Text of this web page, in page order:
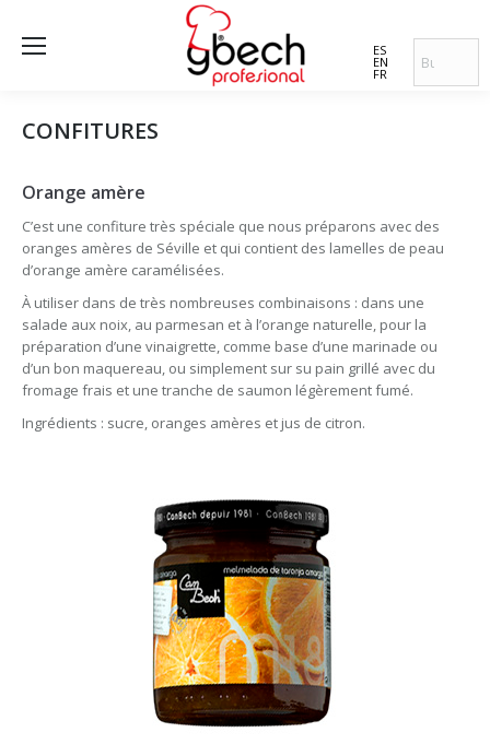
ES
EN
FR
CONFITURES
Orange amère
C’est une confiture très spéciale que nous préparons avec des
oranges amères de Séville et qui contient des lamelles de peau
d’orange amère caramélisées.
À utiliser dans de très nombreuses combinaisons : dans une
salade aux noix, au parmesan et à l’orange naturelle, pour la
préparation d’une vinaigrette, comme base d’une marinade ou
d’un bon maquereau, ou simplement sur su pain grillé avec du
fromage frais et une tranche de saumon légèrement fumé.
Ingrédients : sucre, oranges amères et jus de citron.